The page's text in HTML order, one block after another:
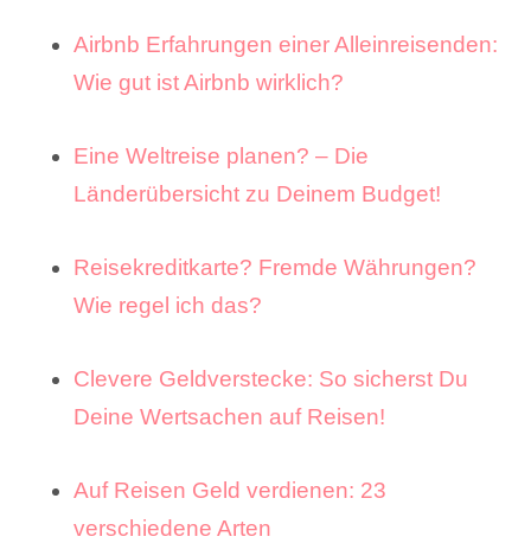
Airbnb Erfahrungen einer Alleinreisenden:
Wie gut ist Airbnb wirklich?
Eine Weltreise planen? – Die
Länderübersicht zu Deinem Budget!
Reisekreditkarte? Fremde Währungen?
Wie regel ich das?
Clevere Geldverstecke: So sicherst Du
Deine Wertsachen auf Reisen!
Auf Reisen Geld verdienen: 23
verschiedene Arten